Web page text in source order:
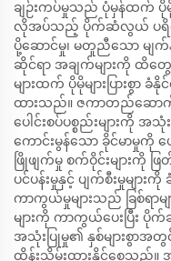
ချဉ်းကပ်မှုသည် ပုံမှန်ထက် ပိုမို
လိုအပ်သည့် ပိုက်ဆံလွယ် ပရိဘ
ပို့ဆောင်မှု၊ မတူညီသော မျက်နှ
ဆိုင်ရာ အချက်များကို ထိတွ
များထက် ပိုမိုများပြားစွ
ထားသည်။ ဇကာတည်ဆော
ပေါင်းစပ်ပစ္စည်းများကို
ကောင်းမွန်သော ခိုင်မာမှုကို ပ
ဖြိုဖျက်မှု စက်ဝိုင်းများကို ဖြတ်
ပင်ပန်းမှုနှင့် ပျက်စီးမှုမျာ
ကာကွယ်မှုများသည် ခြစ်ရာမျ
များကို ကာကွယ်ပေးပြီး
အသုံးပြုမှု၏ နှစ်များစွာအ
ထိန်းသိမ်းထားနိုင်စေသည်။